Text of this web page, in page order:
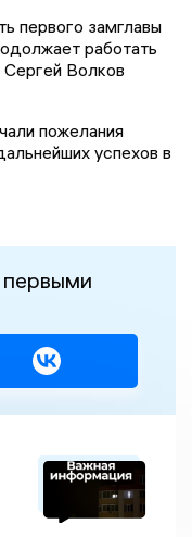
первого замглавы
работать
Сергей Волков
пожелания
успехов в